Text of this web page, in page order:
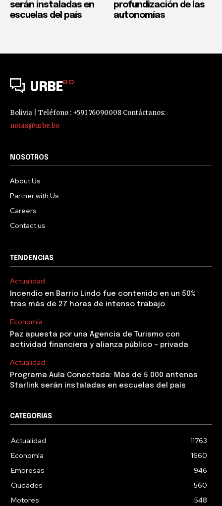
serán instaladas en
escuelas del país
profundización de las
autonomías
URBEBO
Bolivia | Teléfono : +591 76090008 Contáctanos:
notas@urbe.bo
NOSOTROS
About Us
Partner with Us
Careers
Contact us
TENDENCIAS
Actualidad
Incendio en Barrio Lindo fue contenido en un 50%
tras más de 27 horas de intenso trabajo
Economía
Paz apuesta por una Agencia de Turismo con
actividad financiera y alianza público – privada
Actualidad
Programa Aula Conectada: Más de 5.000 antenas
Starlink serán instaladas en escuelas del país
CATEGORIAS
Actualidad
11763
Economía
1660
Empresas
946
Ciudades
560
Motores
548